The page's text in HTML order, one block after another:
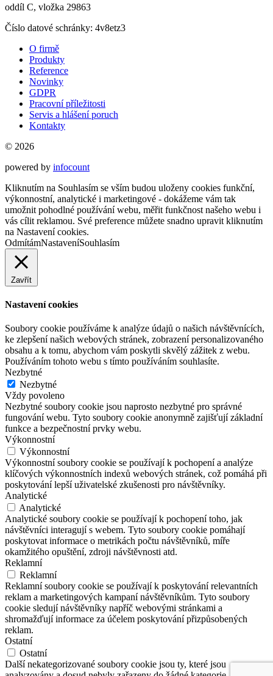
oddíl C, vložka 29863
Číslo datové schránky: 4v8etz3
O firmě
Produkty
Reference
Novinky
GDPR
Pracovní příležitosti
Servis a hlášení poruch
Kontakty
© 2026
powered by infocount
Kliknutím na Souhlasím se vším budou uloženy cookies funkční,
výkonnostní, analytické i marketingové - dokážeme vám tak
umožnit pohodlné používání webu, měřit funkčnost našeho webu i
vás cílit reklamou. Své preference můžete snadno upravit kliknutím
na Nastavení cookies.
OdmítámNastaveníSouhlasím
Zavřít
Nastavení cookies
Soubory cookie používáme k analýze údajů o našich návštěvnících,
ke zlepšení našich webových stránek, zobrazení personalizovaného
obsahu a k tomu, abychom vám poskytli skvělý zážitek z webu.
Používáním tohoto webu s tímto používáním souhlasíte.
Nezbytné
Nezbytné
Vždy povoleno
Nezbytné soubory cookie jsou naprosto nezbytné pro správné
fungování webu. Tyto soubory cookie anonymně zajišťují základní
funkce a bezpečnostní prvky webu.
Výkonnostní
Výkonnostní
Výkonnostní soubory cookie se používají k pochopení a analýze
klíčových výkonnostních indexů webových stránek, což pomáhá při
poskytování lepší uživatelské zkušenosti pro návštěvníky.
Analytické
Analytické
Analytické soubory cookie se používají k pochopení toho, jak
návštěvníci interagují s webem. Tyto soubory cookie pomáhají
poskytovat informace o metrikách počtu návštěvníků, míře
okamžitého opuštění, zdroji návštěvnosti atd.
Reklamní
Reklamní
Reklamní soubory cookie se používají k poskytování relevantních
reklam a marketingových kampaní návštěvníkům. Tyto soubory
cookie sledují návštěvníky napříč webovými stránkami a
shromažďují informace za účelem poskytování přizpůsobených
reklam.
Ostatní
Ostatní
Další nekategorizované soubory cookie jsou ty, které jsou